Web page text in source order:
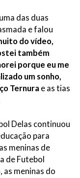
das duas
e falou
do vídeo,
também
porque eu me
um sonho,
Ternura e as tias
Delas continuou
para
meninas de
de Futebol
as meninas do